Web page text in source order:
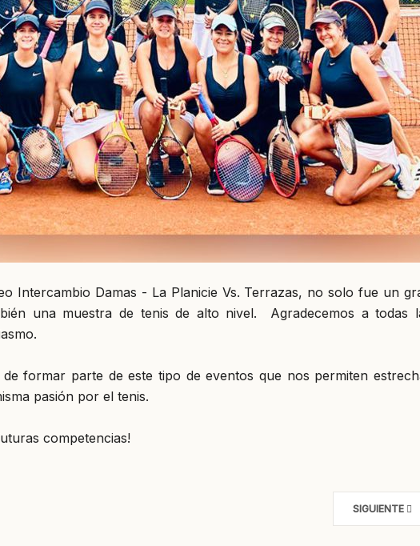
Intercambio Damas - La Planicie Vs. Terrazas, no solo fue un
una muestra de tenis de alto nivel. Agradecemos a todas
formar parte de este tipo de eventos que nos permiten
pasión por el tenis.
competencias!
SIGUIENTE